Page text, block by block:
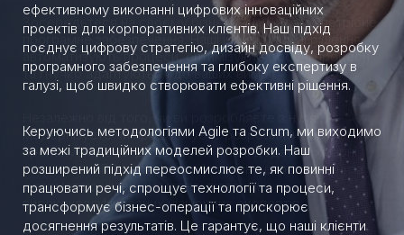
ефективному виконанні цифрових інноваційних
проектів для корпоративних клієнтів. Наш підхід
поєднує цифрову стратегію, дизайн досвіду, розробку
програмного забезпечення та глибоку експертизу в
галузі, щоб швидко створювати ефективні рішення.
Керуючись методологіями Agile та Scrum, ми виходимо
за межі традиційних моделей розробки. Наш
розширений підхід переосмислює те, як повинні
працювати речі, спрощує технології та процеси,
трансформує бізнес-операції та прискорює
досягнення результатів. Це гарантує, що наші клієнти